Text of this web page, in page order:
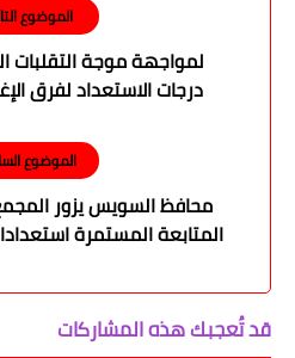
الموضوع
لمواجهة موجة التقلبات
درجات الاستعداد لفرق
الموضوع
محافظ السويس يزور
المتابعة المستمرة
قد تُعجبك هذه المشاركات